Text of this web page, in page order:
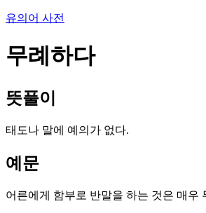
유의어 사전
무례하다
뜻풀이
태도나 말에 예의가 없다.
예문
어른에게 함부로 반말을 하는 것은 매우